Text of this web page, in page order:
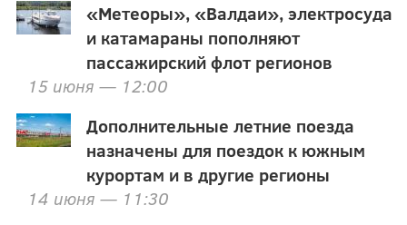
«Метеоры», «Валдаи», электросуда
и катамараны пополняют
пассажирский флот регионов
15 июня — 12:00
Дополнительные летние поезда
назначены для поездок к южным
курортам и в другие регионы
14 июня — 11:30